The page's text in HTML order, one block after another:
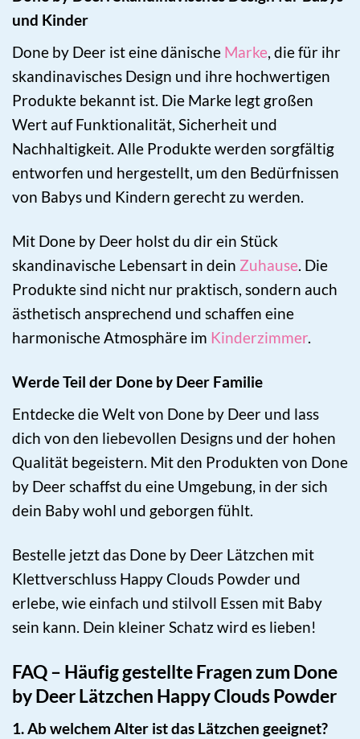
und Kinder
Done by Deer ist eine dänische Marke , die für ihr
skandinavisches Design und ihre hochwertigen
Produkte bekannt ist. Die Marke legt großen
Wert auf Funktionalität, Sicherheit und
Nachhaltigkeit. Alle Produkte werden sorgfältig
entworfen und hergestellt, um den Bedürfnissen
von Babys und Kindern gerecht zu werden.
Mit Done by Deer holst du dir ein Stück
skandinavische Lebensart in dein Zuhause. Die
Produkte sind nicht nur praktisch, sondern auch
ästhetisch ansprechend und schaffen eine
harmonische Atmosphäre im Kinderzimmer.
Werde Teil der Done by Deer Familie
Entdecke die Welt von Done by Deer und lass
dich von den liebevollen Designs und der hohen
Qualität begeistern. Mit den Produkten von Done
by Deer schaffst du eine Umgebung, in der sich
dein Baby wohl und geborgen fühlt.
Bestelle jetzt das Done by Deer Lätzchen mit
Klettverschluss Happy Clouds Powder und
erlebe, wie einfach und stilvoll Essen mit Baby
sein kann. Dein kleiner Schatz wird es lieben!
FAQ – Häufig gestellte Fragen zum Done
by Deer Lätzchen Happy Clouds Powder
1. Ab welchem Alter ist das Lätzchen geeignet?